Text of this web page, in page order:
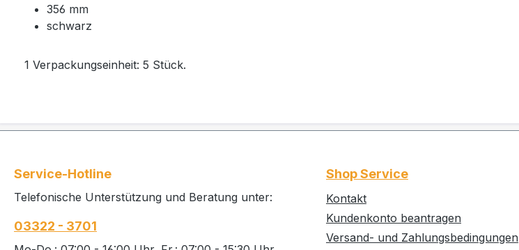
356 mm
schwarz
1 Verpackungseinheit: 5 Stück.
Service-Hotline
Telefonische Unterstützung und Beratung unter:
03322 - 3701
Shop Service
Kontakt
Kundenkonto beantragen
Versand- und Zahlungsbedingungen